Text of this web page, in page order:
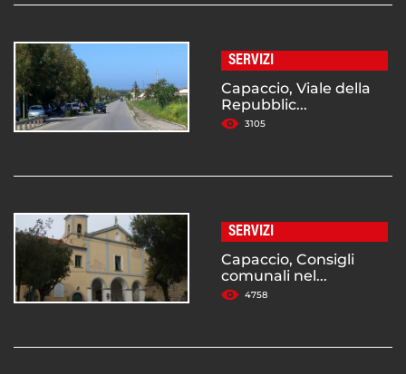
SERVIZI
Capaccio, Viale della
Repubblic...
3105
SERVIZI
Capaccio, Consigli
comunali nel...
4758